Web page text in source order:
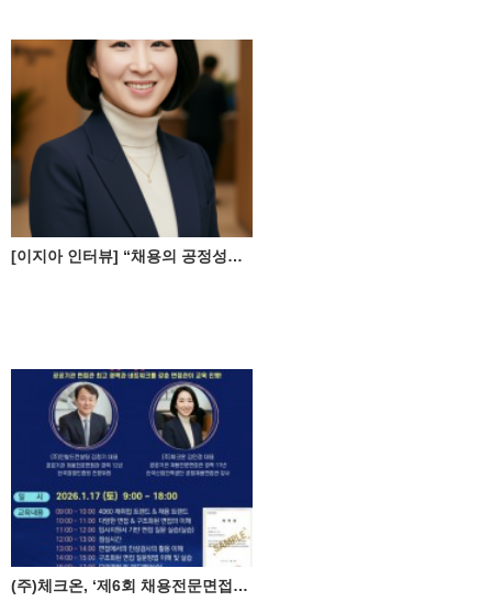
[이지아 인터뷰] “채용의 공정성과 전문성, 실전 역량으로 강화합니다”
(주)체크온, ‘제6회 채용전문면접관 자격과정’ 성료... 공정 채용의 표준을 제시하다